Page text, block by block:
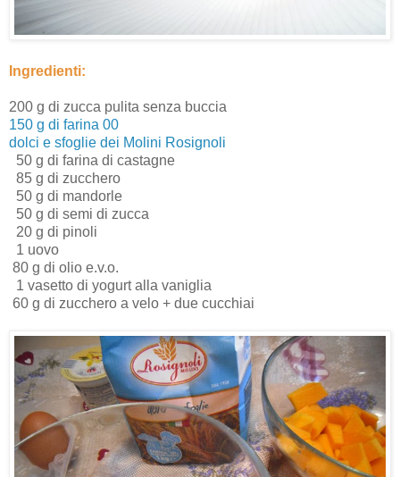
Ingredienti:
200 g di zucca pulita senza buccia
150 g di farina 00
dolci e sfoglie dei Molini Rosignoli
50 g di farina di castagne
85 g di zucchero
50 g di mandorle
50 g di semi di zucca
20 g di pinoli
1 uovo
80 g di olio e.v.o.
1 vasetto di yogurt alla vaniglia
60 g di zucchero a velo + due cucchiai